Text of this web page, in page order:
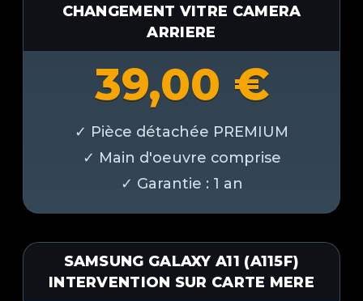
CHANGEMENT VITRE CAMERA
ARRIERE
39,00 €
SAMSUNG GALAXY A11 (A115F)
INTERVENTION SUR CARTE MERE